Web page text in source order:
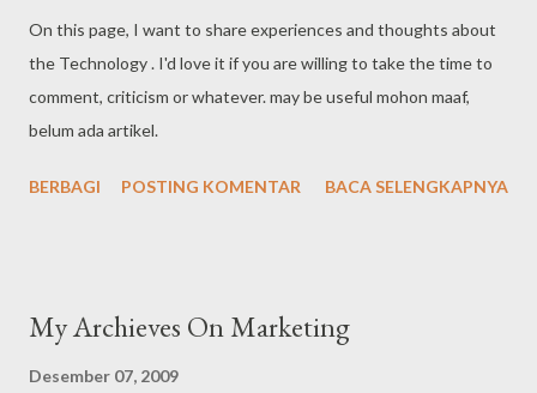
sekali aku mengajak mereka merasakan dan menapaktilasi
kehidupan desa, namun sulit rasanya karena waktu dan rutinitas
kami sekeluarga. Ketika aku usia SD, orang tuaku membeli rumah
di desa lain yang ralatif jauh lebih maju, namanya Pandansari,
On this page, I want to share experiences and thoughts about
the Technology . I'd love it if you are willing to take the time to
comment, criticism or whatever. may be useful mohon maaf,
belum ada artikel.
BERBAGI POSTING KOMENTAR BACA SELENGKAPNYA
My Archieves On Marketing
Desember 07, 2009